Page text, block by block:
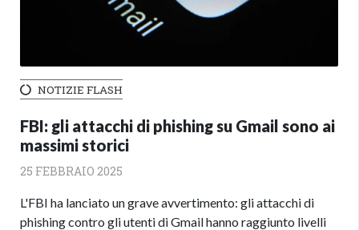
NOTIZIE FLASH
FBI: gli attacchi di phishing su Gmail sono ai
massimi storici
25 FEBBRAIO 2025
L'FBI ha lanciato un grave avvertimento: gli attacchi di
phishing contro gli utenti di Gmail hanno raggiunto livelli